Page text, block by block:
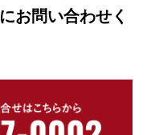
お問い合わせく